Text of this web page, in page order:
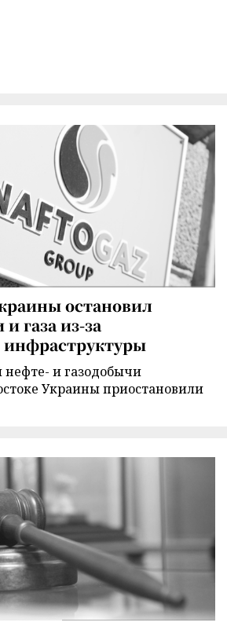
остановил
газа из-за
и газодобычи
Украины приостановили